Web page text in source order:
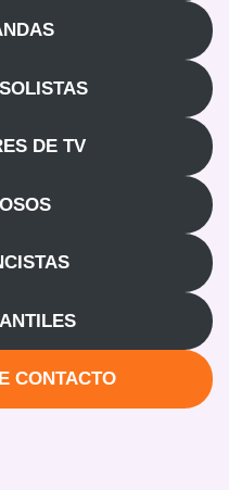
DE TV
CONTACTO